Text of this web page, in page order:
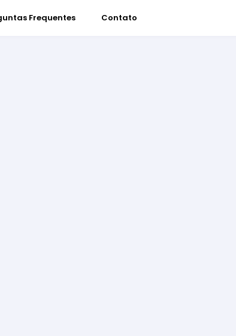
Frequentes Contato